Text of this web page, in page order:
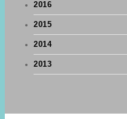
2016
2015
2014
2013